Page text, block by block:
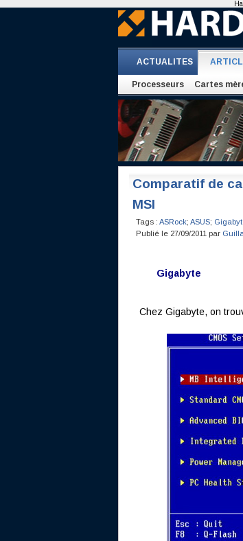
ACTUALITES
Processeurs Cartes
Comparatif de
MSI
Tags : ASRock; ASUS;
Publié le 27/09/2011 par
Gigabyte
Chez Gigabyte, on